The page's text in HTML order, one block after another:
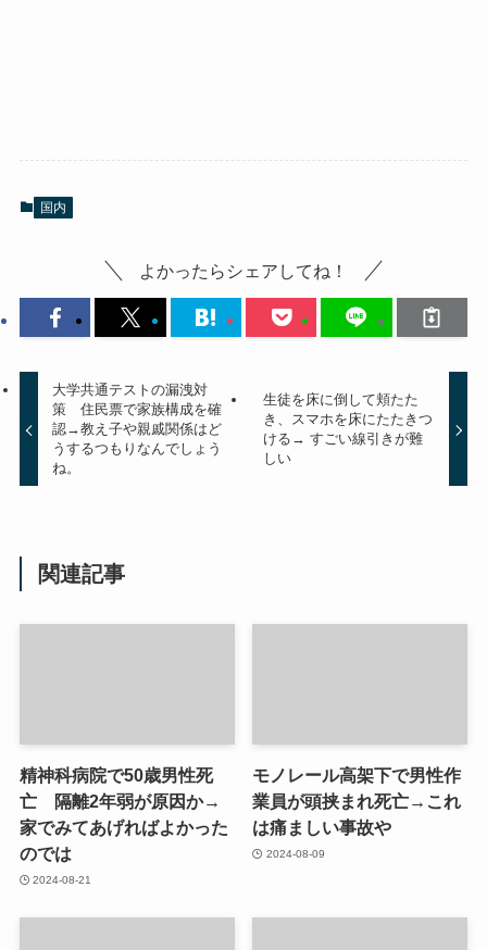
国内
よかったらシェアしてね！
大学共通テストの漏洩対
策 住民票で家族構成を確
認→教え子や親戚関係はど
うするつもりなんでしょう
ね。
生徒を床に倒して頬たた
き、スマホを床にたたきつ
ける→ すごい線引きが難
しい
関連記事
精神科病院で50歳男性死
亡 隔離2年弱が原因か→
家でみてあげればよかった
のでは
2024-08-21
モノレール高架下で男性作
業員が頭挟まれ死亡→これ
は痛ましい事故や
2024-08-09